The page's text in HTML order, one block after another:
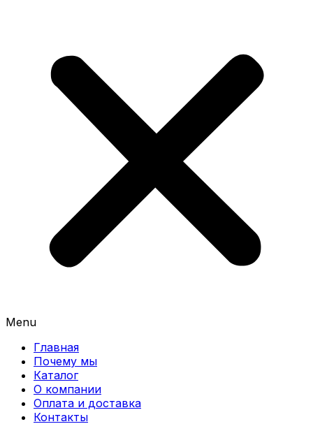
Menu
Главная
Почему мы
Каталог
О компании
Оплата и доставка
Контакты